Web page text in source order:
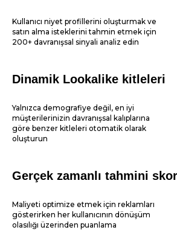
Kullanıcı niyet profillerini oluşturmak ve
satın alma isteklerini tahmin etmek için
200+ davranışsal sinyali analiz edin
Dinamik Lookalike kitleleri
Yalnızca demografiye değil, en iyi
müşterilerinizin davranışsal kalıplarına
göre benzer kitleleri otomatik olarak
oluşturun
Gerçek zamanlı tahmini
Maliyeti optimize etmek için reklamları
gösterirken her kullanıcının dönüşüm
olasılığı üzerinden puanlama